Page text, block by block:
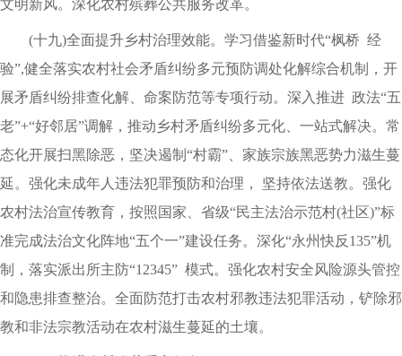
文明新风。深化农村殡葬公共服务改革。
(十九)全面提升乡村治理效能。学习借鉴新时代“枫桥 经
验”,健全落实农村社会矛盾纠纷多元预防调处化解综合机制，开
展矛盾纠纷排查化解、命案防范等专项行动。深入推进 政法“五
老”+“好邻居”调解，推动乡村矛盾纠纷多元化、一站式解决。常
态化开展扫黑除恶，坚决遏制“村霸”、家族宗族黑恶势力滋生蔓
延。强化未成年人违法犯罪预防和治理， 坚持依法送教。强化
农村法治宣传教育，按照国家、省级“民主法治示范村(社区)”标
准完成法治文化阵地“五个一”建设任务。深化“永州快反135”机
制，落实派出所主防“12345” 模式。强化农村安全风险源头管控
和隐患排查整治。全面防范打击农村邪教违法犯罪活动，铲除邪
教和非法宗教活动在农村滋生蔓延的土壤。